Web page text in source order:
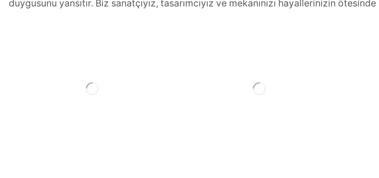
duygusunu yansıtır. Biz sanatçıyız, tasarımcıyız ve mekanınızı hayallerinizin